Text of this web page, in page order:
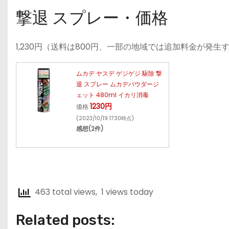
撃退 スプレー・価格
1,230円（送料は800円、一部の地域では追加料金が発生
ムカデ ヤスデ ゲジゲジ 駆除 撃
退 スプレー ムカデパウダージ
ェット 480ml イカリ消毒
価格:1230円
(2023/10/19 17:30時点)
感想(2件)
463 total views, 1 views today
Related posts: